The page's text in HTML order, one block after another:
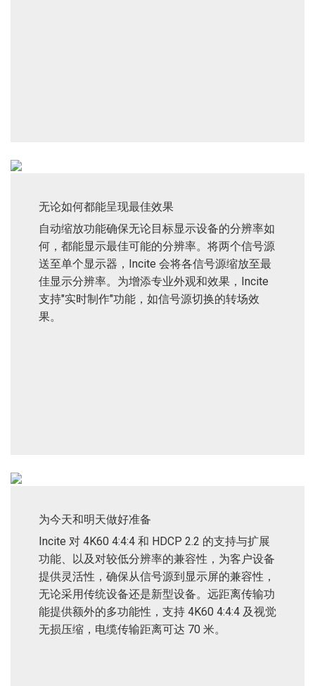
无论如何都能呈现最佳效果
自动缩放功能确保无论目标显示设备的分辨率如
何，都能显示最佳可能的分辨率。将两个信号源
送至单个显示器，Incite 会将各信号源缩放至最
佳显示分辨率。为增添专业外观和效果，Incite
支持"实时制作"功能，如信号源切换的转场效
果。
为今天和明天做好准备
Incite 对 4K60 4:4:4 和 HDCP 2.2 的支持与扩展
功能、以及对较低分辨率的兼容性，为客户设备
提供灵活性，确保从信号源到显示屏的兼容性，
无论采用传统设备还是新型设备。远距离传输功
能提供额外的多功能性，支持 4K60 4:4:4 及视觉
无损压缩，电缆传输距离可达 70 米。